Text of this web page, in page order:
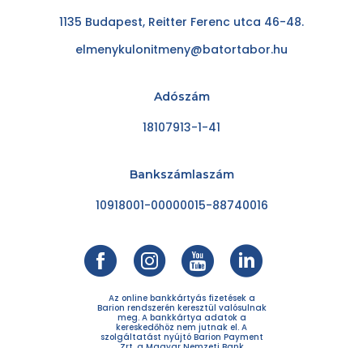
1135 Budapest, Reitter Ferenc utca 46-48.
elmenykulonitmeny@batortabor.hu
Adószám
18107913-1-41
Bankszámlaszám
10918001-00000015-88740016
Az online bankkártyás fizetések a
Barion rendszerén keresztül valósulnak
meg. A bankkártya adatok a
kereskedőhöz nem jutnak el. A
szolgáltatást nyújtó Barion Payment